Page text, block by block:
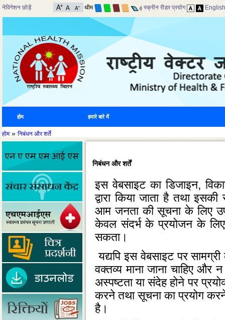
नेविगेशन छोड़ें थीम स्क्रीन रीडर प्रयोग English
होम हमारे बारे में
होम» निबंधन और शर्तें
निबंधन और शर्तें
इस वेबसाइट का डिजाइन,
द्वारा किया जाता है तथा
आम जनता की सूचना के लिए
केवल संदर्भ के प्रयोजन के
सकता।
यद्यपि इस वेबसाइट पर
वक्‍तव्‍य माना जाना चाहिए और
अस्‍पष्‍टता या संदेह होने पर
करने तथा सूचना का प्रयोग
है।